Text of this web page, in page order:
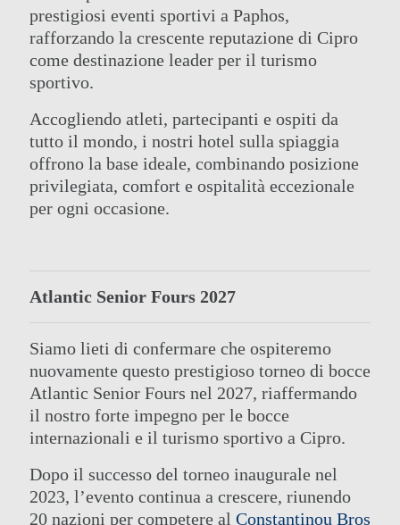
prestigiosi eventi sportivi a Paphos,
rafforzando la crescente reputazione di Cipro
come destinazione leader per il turismo
sportivo.
Accogliendo atleti, partecipanti e ospiti da
tutto il mondo, i nostri hotel sulla spiaggia
offrono la base ideale, combinando posizione
privilegiata, comfort e ospitalità eccezionale
per ogni occasione.
Atlantic Senior Fours 2027
Siamo lieti di confermare che ospiteremo
nuovamente questo prestigioso torneo di bocce
Atlantic Senior Fours nel 2027, riaffermando
il nostro forte impegno per le bocce
internazionali e il turismo sportivo a Cipro.
Dopo il successo del torneo inaugurale nel
2023, l’evento continua a crescere, riunendo
20 nazioni per competere al Constantinou Bros